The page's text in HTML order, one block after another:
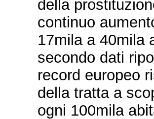
della
continuo
17mila a 40mila
secondo dati
record europeo
della tratta a
ogni 100mila